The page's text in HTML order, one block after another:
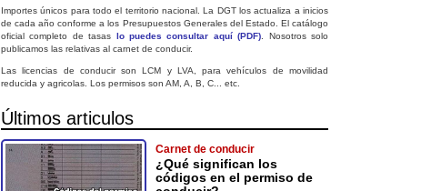
Importes únicos para todo el territorio nacional. La DGT los actualiza a inicios
de cada año conforme a los Presupuestos Generales del Estado. El catálogo
oficial completo de tasas lo puedes consultar aquí (PDF) . Nosotros solo
publicamos las relativas al carnet de conducir.
Las licencias de conducir son LCM y LVA, para vehículos de movilidad
reducida y agricolas. Los permisos son AM, A, B, C... etc.
Últimos articulos
Carnet de conducir
¿Qué significan los
códigos en el permiso de